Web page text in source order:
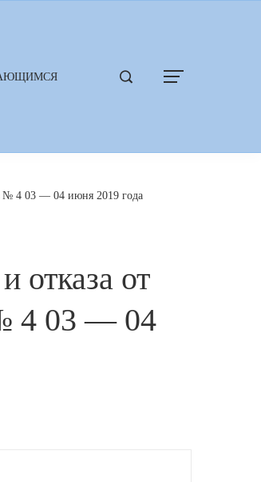
№ 4 03 — 04 июня 2019 года
отказа от
4 03 — 04